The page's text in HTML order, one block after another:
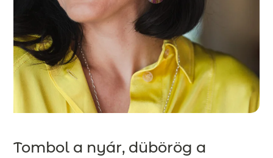
Tombol a nyár, dübörög a